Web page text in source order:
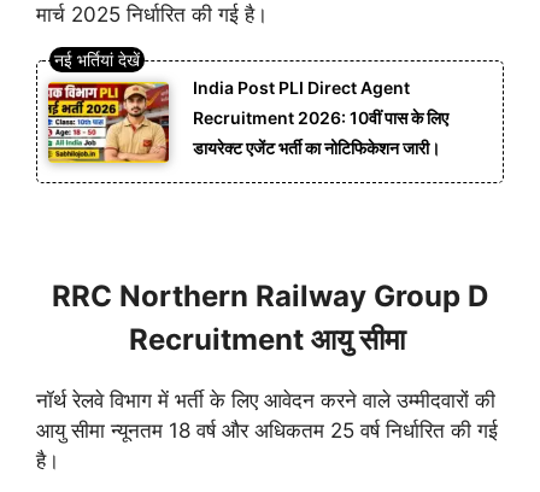
मार्च 2025 निर्धारित की गई है।
India Post PLI Direct Agent
Recruitment 2026: 10वीं पास के लिए
डायरेक्ट एजेंट भर्ती का नोटिफिकेशन जारी।
RRC Northern Railway Group D
Recruitment आयु सीमा
नॉर्थ रेलवे विभाग में भर्ती के लिए आवेदन करने वाले उम्मीदवारों की
आयु सीमा न्यूनतम 18 वर्ष और अधिकतम 25 वर्ष निर्धारित की गई
है।